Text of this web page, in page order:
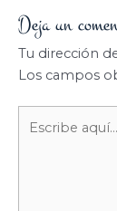
Deja un
Tu dirección
Los campos
aquí...